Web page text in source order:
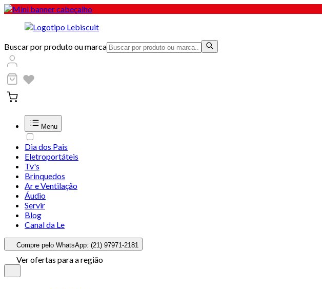
Buscar por produto ou marca
Menu
Dia dos Pais
Eletroportáteis
Tv's
Brinquedos
Ar e Ventilação
Áudio
Servir
Blog
Canal da Le
Compre pelo WhatsApp: (21) 97971-2181
Ver ofertas para a região